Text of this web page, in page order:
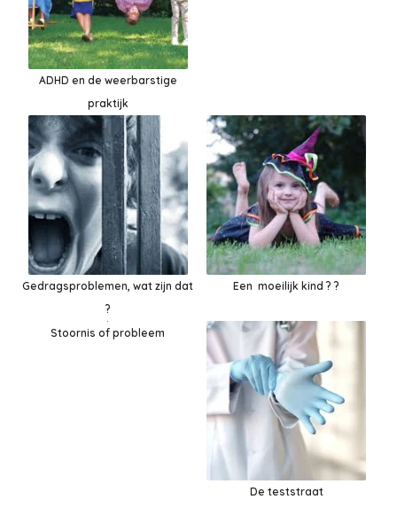
ADHD en de weerbarstige
praktijk
Gedragsproblemen, wat zijn dat
?
Een moeilijk kind ? ?
Stoornis of probleem
De teststraat